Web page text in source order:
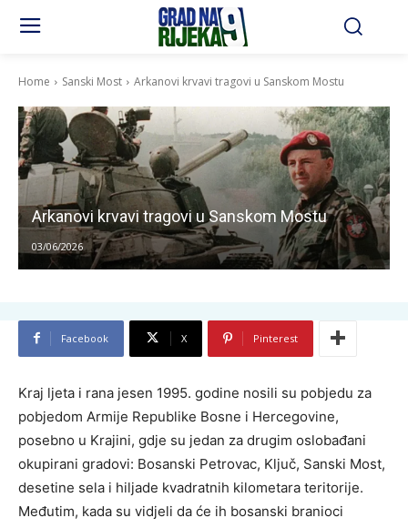
Home Sanski Most Arkanovi krvavi tragovi u Sanskom Mostu
Arkanovi krvavi tragovi u Sanskom Mostu
03/06/2026
Facebook X Pinterest
Kraj ljeta i rana jesen 1995. godine nosili su pobjedu za
pobjedom Armije Republike Bosne i Hercegovine,
posebno u Krajini, gdje su jedan za drugim oslobađani
okupirani gradovi: Bosanski Petrovac, Ključ, Sanski Most,
desetine sela i hiljade kvadratnih kilometara teritorije.
Međutim, kada su vidjeli da će ih bosanski branioci